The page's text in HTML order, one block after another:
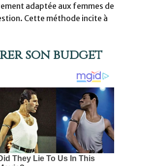
adaptée aux femmes de
Cette méthode incite à
son budget